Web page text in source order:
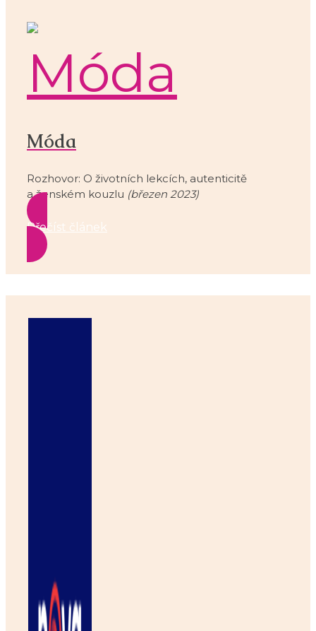
Móda
Rozhovor: O životních lekcích, autenticitě
a ženském kouzlu (březen 2023)
Přečíst článek